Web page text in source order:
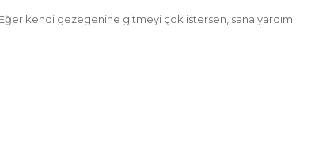
kendi gezegenine gitmeyi çok istersen, sana yardım